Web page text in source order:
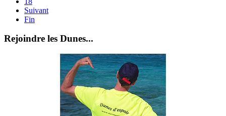
Suivant
Fin
Rejoindre les Dunes...